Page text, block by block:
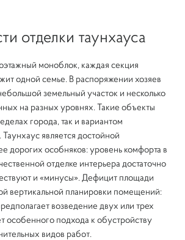
Обзор...
ВАШИ ЗАЯВКИ НА ПОЧТУ
ИЛИ ЗВОНИТЕ
+7 495 799-10-80
отделки таунхауса
моноблок, каждая секция
одной семье. В распоряжении хозяев
земельный участок и несколько
на разных уровнях. Такие объекты
города, так и вариантом
является достойной
дорогих особняков: уровень комфорта в
отделке интерьера достаточно
и «минусы». Дефицит площади
вертикальной планировки помещений:
возведение двух или трех
особенного подхода к обустройству
видов работ.